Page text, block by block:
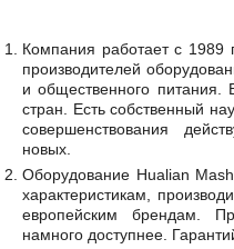
Компания работает с 1989
производителей
и общественного питания.
стран. Есть собственный
совершенствования
новых.
Оборудование Hualian
характеристикам,
европейским брендам.
намного доступнее.